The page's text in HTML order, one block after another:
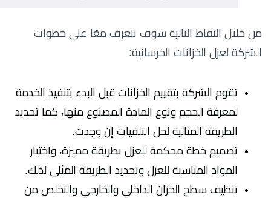
من خلال النقاط التالية سوف نتعرف معًا على خطوات
الشركة لعزل الخزانات الخرسانية:
تقوم الشركة بتقييم الخزانات قبل البدء بتنفيذ الخدمة
لمعرفة الحجم ونوع المادة المصنوع منها، كما تحديد
الطريقة المثالية لحل التلفيات إن وجدت.
تصميم خطة محكمة للعزل بطريقة مميزة، واختيار
المواد المناسبة للعزل وتحديد الطريقة المثلى لذلك.
تنظيف سطح الخزان الداخلي والخارجي والتخلص من